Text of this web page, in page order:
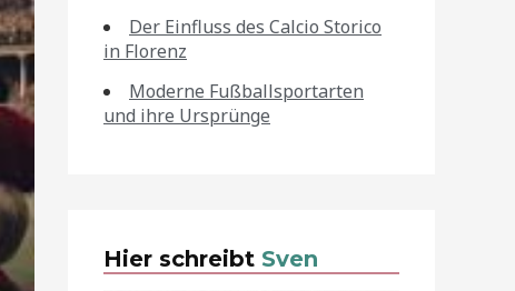
Der Einfluss des Calcio Storico
in Florenz
Moderne Fußballsportarten
und ihre Ursprünge
Hier schreibt Sven